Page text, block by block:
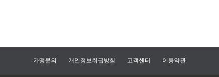
가맹문의 개인정보취급방침 고객센터 이용약관